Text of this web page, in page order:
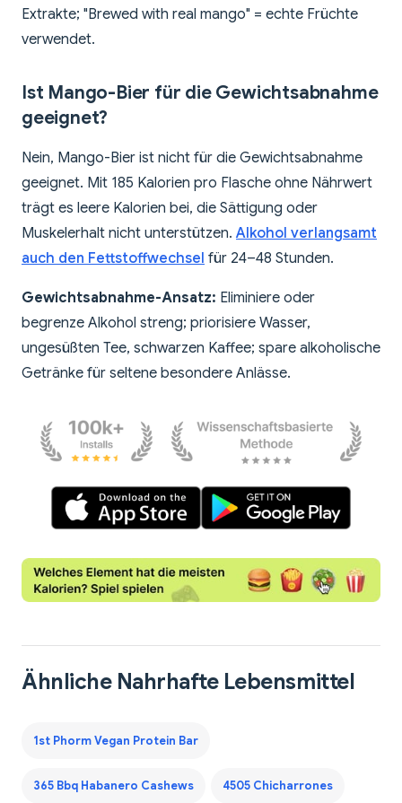
Extrakte; "Brewed with real mango" = echte Früchte
verwendet.
Ist Mango-Bier für die Gewichtsabnahme
geeignet?
Nein, Mango-Bier ist nicht für die Gewichtsabnahme
geeignet. Mit 185 Kalorien pro Flasche ohne Nährwert
trägt es leere Kalorien bei, die Sättigung oder
Muskelerhalt nicht unterstützen. Alkohol verlangsamt
auch den Fettstoffwechsel für 24–48 Stunden.
Gewichtsabnahme-Ansatz: Eliminiere oder
begrenze Alkohol streng; priorisiere Wasser,
ungesüßten Tee, schwarzen Kaffee; spare alkoholische
Getränke für seltene besondere Anlässe.
Ähnliche Nahrhafte Lebensmittel
1st Phorm Vegan Protein Bar
365 Bbq Habanero Cashews 4505 Chicharrones